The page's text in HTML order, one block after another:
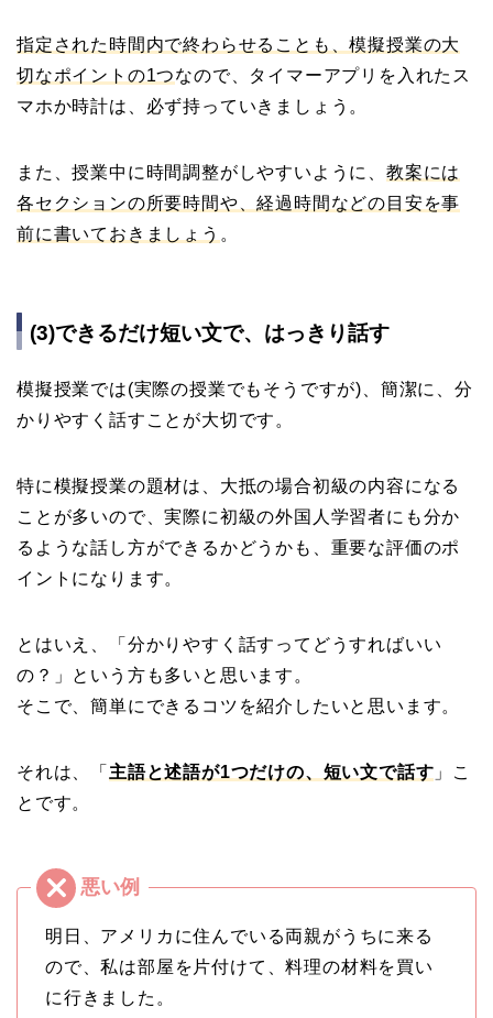
指定された時間内で終わらせることも、模擬授業の大
切なポイントの1つなので、タイマーアプリを入れたス
マホか時計は、必ず持っていきましょう。
また、授業中に時間調整がしやすいように、 教案には
各セクションの所要時間や、経過時間などの目安を事
前に書いておきましょう 。
(3)できるだけ短い文で、はっきり話す
模擬授業では(実際の授業でもそうですが)、簡潔に、分
かりやすく話すことが大切です。
特に模擬授業の題材は、大抵の場合初級の内容になる
ことが多いので、実際に初級の外国人学習者にも分か
るような話し方ができるかどうかも、重要な評価のポ
イントになります。
とはいえ、「分かりやすく話すってどうすればいい
の？」という方も多いと思います。
そこで、簡単にできるコツを紹介したいと思います。
それは、「 主語と述語が1つだけの、短い文で話す 」こ
とです。
明日、アメリカに住んでいる両親がうちに来る
ので、私は部屋を片付けて、料理の材料を買い
に行きました。